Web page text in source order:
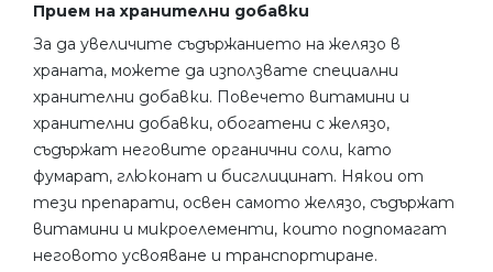
Прием на хранителни добавки
За да увеличите съдържанието на желязо в
храната, можете да използвате специални
хранителни добавки. Повечето витамини и
хранителни добавки, обогатени с желязо,
съдържат неговите органични соли, като
фумарат, глюконат и бисглицинат. Някои от
тези препарати, освен самото желязо, съдържат
витамини и микроелементи, които подпомагат
неговото усвояване и транспортиране.